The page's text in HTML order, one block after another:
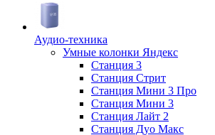
Аудио-техника
Умные колонки Яндекс
Станция 3
Станция Стрит
Станция Мини 3 Про
Станция Мини 3
Станция Лайт 2
Станция Дуо Макс